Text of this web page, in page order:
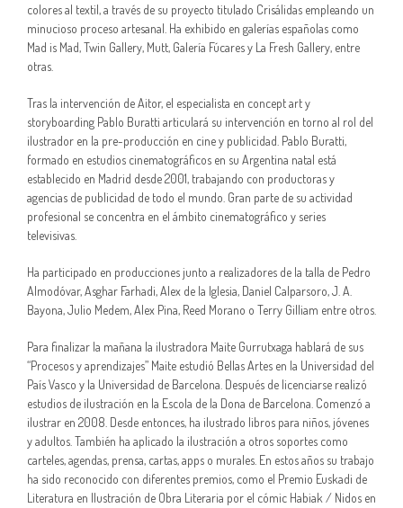
colores al textil, a través de su proyecto titulado Crisálidas empleando un
minucioso proceso artesanal. Ha exhibido en galerías españolas como
Mad is Mad, Twin Gallery, Mutt, Galería Fúcares y La Fresh Gallery, entre
otras.
Tras la intervención de Aitor, el especialista en concept art y
storyboarding Pablo Buratti articulará su intervención en torno al rol del
ilustrador en la pre-producción en cine y publicidad. Pablo Buratti,
formado en estudios cinematográficos en su Argentina natal está
establecido en Madrid desde 2001, trabajando con productoras y
agencias de publicidad de todo el mundo. Gran parte de su actividad
profesional se concentra en el ámbito cinematográfico y series
televisivas.
Ha participado en producciones junto a realizadores de la talla de Pedro
Almodóvar, Asghar Farhadi, Alex de la Iglesia, Daniel Calparsoro, J. A.
Bayona, Julio Medem, Alex Pina, Reed Morano o Terry Gilliam entre otros.
Para finalizar la mañana la ilustradora Maite Gurrutxaga hablará de sus
“Procesos y aprendizajes” Maite estudió Bellas Artes en la Universidad del
País Vasco y la Universidad de Barcelona. Después de licenciarse realizó
estudios de ilustración en la Escola de la Dona de Barcelona. Comenzó a
ilustrar en 2008. Desde entonces, ha ilustrado libros para niños, jóvenes
y adultos. También ha aplicado la ilustración a otros soportes como
carteles, agendas, prensa, cartas, apps o murales. En estos años su trabajo
ha sido reconocido con diferentes premios, como el Premio Euskadi de
Literatura en Ilustración de Obra Literaria por el cómic Habiak / Nidos en